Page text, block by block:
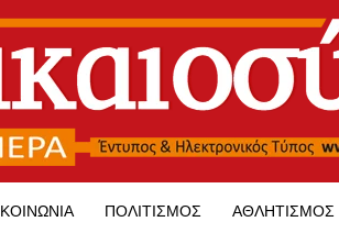
ΚΟΙΝΩΝΊΑ ΠΟΛΙΤΙΣΜΌΣ ΑΘΛΗΤΙΣΜΌΣ